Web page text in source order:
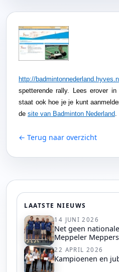
http://
spetterende rally. Lees erover
staat ook hoe je je kunt
de site van Badminton Nederland
← Terug naar overzicht
LAATSTE NIEUWS
14 JUNI 2026
Net geen
Meppeler Meppers
22 APRIL 2026
Kampioenen en